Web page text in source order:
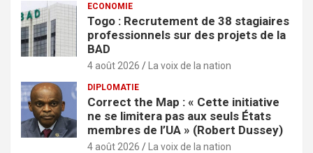
ECONOMIE
Togo : Recrutement de 38 stagiaires
professionnels sur des projets de la
BAD
4 août 2026 La voix de la nation
DIPLOMATIE
Correct the Map : « Cette initiative
ne se limitera pas aux seuls États
membres de l’UA » (Robert Dussey)
4 août 2026 La voix de la nation